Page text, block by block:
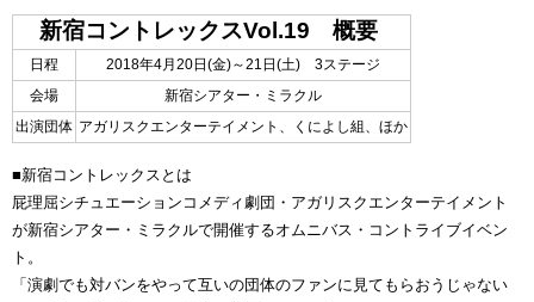
新宿コントレックスVol.19 概要
日程
2018年4月20日(金)～21日(土) 3ステージ
会場
新宿シアター・ミラクル
出演団体 アガリスクエンターテイメント、くによし組、ほか
■新宿コントレックスとは
屁理屈シチュエーションコメディ劇団・アガリスクエンターテイメント
が新宿シアター・ミラクルで開催するオムニバス・コントライブイベン
ト。
「演劇でも対バンをやって互いの団体のファンに見てもらおうじゃない